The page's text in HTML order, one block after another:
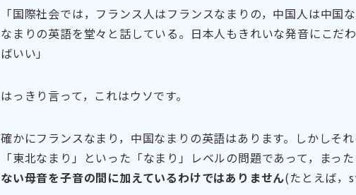
「国際社会では，フランス人はフランスなまりの，中国人は中国
なまりの英語を堂々と話している。日本人もきれいな発音にこだ
ばいい」
はっきり言って，これはウソです。
確かにフランスなまり，中国なまりの英語はあります。しかしそ
「東北なまり」といった「なまり」レベルの問題であって，まっ
ない母音を子音の間に加えているわけではありません(たとえば